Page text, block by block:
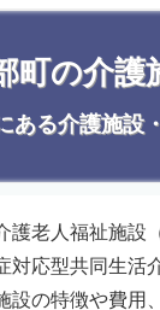
町の介護
ある介護施設
護老人福祉施設
対応型共同生
設の特徴や費用